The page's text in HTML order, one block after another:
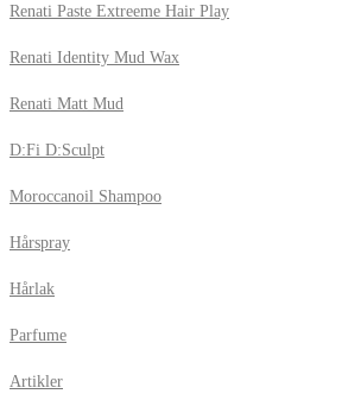
Renati Paste Extreeme Hair Play
Renati Identity Mud Wax
Renati Matt Mud
D:Fi D:Sculpt
Moroccanoil Shampoo
Hårspray
Hårlak
Parfume
Artikler